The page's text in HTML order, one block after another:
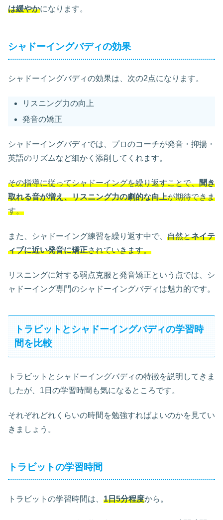
は緩やかになります。
シャドーイングバディの効果
シャドーイングバディの効果は、次の2点になります。
リスニング力の向上
発音の矯正
シャドーイングバディでは、プロのコーチが発音・抑揚・
英語のリズムなど細かく添削してくれます。
その指導に従ってシャドーイングを繰り返すことで、聞き
取れる音が増え、リスニング力の劇的な向上が期待できま
す。
また、シャドーイング練習を繰り返す中で、 自然とネイテ
ィブに近い発音に矯正されていきます。
リスニングに対する弱点克服と発音矯正という点では、シ
ャドーイング専門のシャドーイングバディは魅力的です。
トラビットとシャドーイングバディの学習時
間を比較
トラビットとシャドーイングバディの特徴を説明してきま
したが、1日の学習時間も気になるところです。
それぞれどれくらいの時間を勉強すればよいのかを見てい
きましょう。
トラビットの学習時間
トラビットの学習時間は、 1日5分程度から。